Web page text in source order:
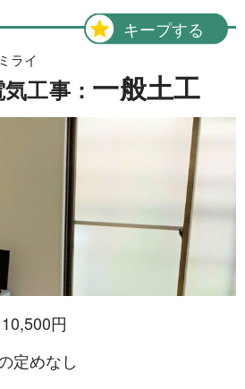
探す
53件
62件
49件
1件
ら探す
キープする
ライ
工事： 一般土工
円
定めなし